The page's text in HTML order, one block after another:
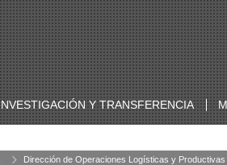
Y TRANSFERENCIA
Dirección de Operaciones Logísticas y Productivas